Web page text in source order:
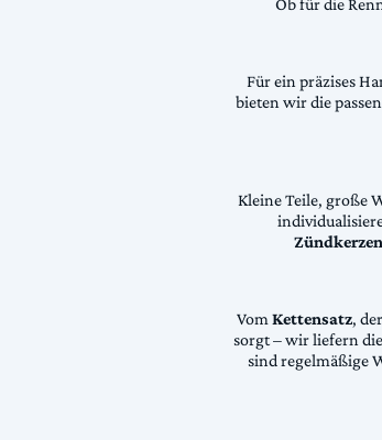
Ob für die
Für ein präzises
bieten wir die
Kleine Teile, große
Zündkerzen
VomKettensatz,
sorgt – wir liefern
sind regelmäßige